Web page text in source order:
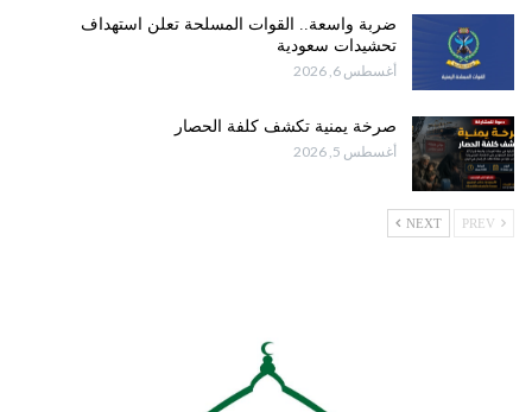
ضربة واسعة.. القوات المسلحة تعلن استهداف
تحشيدات سعودية
أغسطس 6, 2026
صرخة يمنية تكشف كلفة الحصار
أغسطس 5, 2026
NEXT